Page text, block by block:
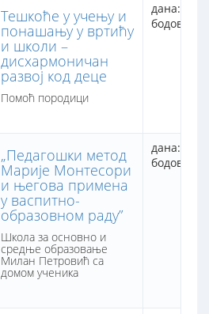
Тешкоће у учењу и
понашању у вртићу
и школи –
дисхармоничан
развој код деце
Помоћ породици
дана: 2
бодова: 16
„Педагошки метод
Марије Монтесори
и његова примена
у васпитно-
образовном раду”
Школа за основно и
средње образовање
Милан Петровић са
домом ученика
дана: 2
бодова: 13